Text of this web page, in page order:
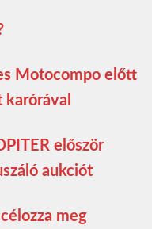
Motocompo előtt
először
aukciót
meg